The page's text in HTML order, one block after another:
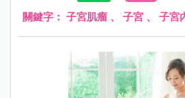
關鍵字： 子宮肌瘤 、 子宮 、 子宮